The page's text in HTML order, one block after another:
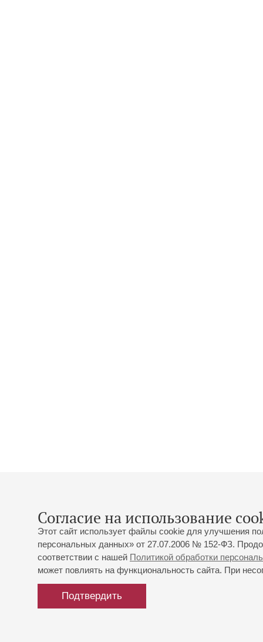
Согласие на использование
Этот сайт использует файлы cookie для улучшения
персональных данных» от 27.07.2006 № 152-ФЗ.
соответствии с нашей Политикой обработки
может повлиять на функциональность сайта. При
Подтвердить